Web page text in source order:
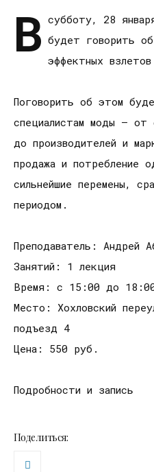
В субботу, 28
будет говорить
эффектных
Поговорить об этом
специалистам моды – от
до производителей и
продажа и потребление
сильнейшие перемены,
периодом.
Преподаватель: Андрей
Занятий: 1 лекция
Время: с 15:00 до
Место: Хохловский
подъезд 4
Цена: 550 руб.
Подробности и запись
Поделиться: